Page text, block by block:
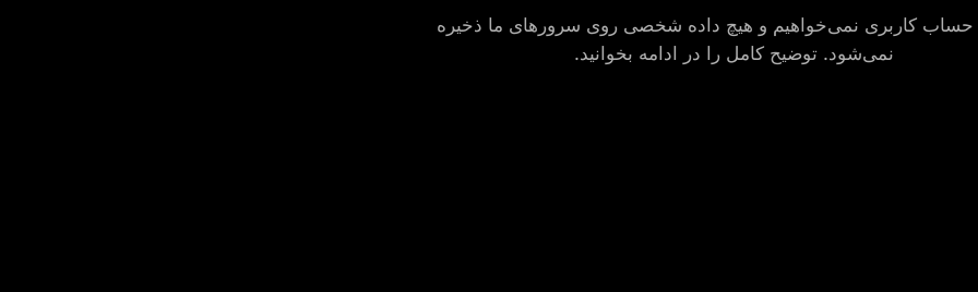
حساب کاربری نمی‌خواهیم و هیچ داده شخصی روی سرورهای ما ذخیره
نمی‌شود. توضیح کامل را در ادامه بخوانید.